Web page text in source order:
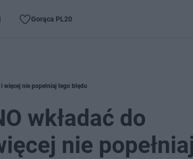
Gorąca PL20
więcej nie popełniaj tego błędu
wkładać do
nie